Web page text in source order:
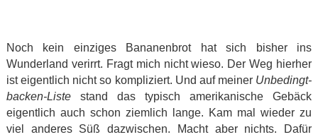
Noch kein einziges Bananenbrot hat sich bisher ins
Wunderland verirrt. Fragt mich nicht wieso. Der Weg hierher
ist eigentlich nicht so kompliziert. Und auf meiner Unbedingt-
backen-Listestand das typisch amerikanische Gebäck
eigentlich auch schon ziemlich lange. Kam mal wieder zu
viel anderes Süß dazwischen. Macht aber nichts. Dafür